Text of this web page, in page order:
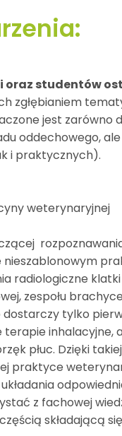
oraz studentów
zgłębianiem
jest zarówno
oddechowego,
i praktycznych).
weterynaryjnej
radiologiczne
zespołu
tylko
terapie
płuc. Dzięki
praktyce
z fachowej
składającą